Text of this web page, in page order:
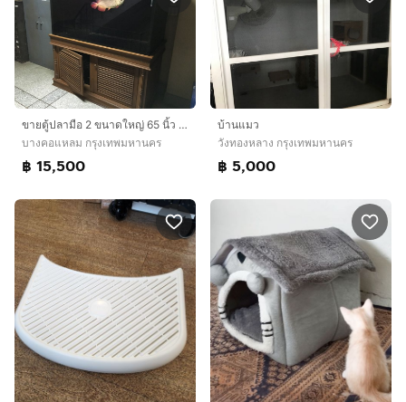
ขายตู้ปลามือ 2 ขนาดใหญ่ 65 นิ้ว พร้อมเฟอร์นิเจอร์ไม้ ราคา 15500 บาท
บางคอแหลม กรุงเทพมหานคร
฿ 15,500
บ้านแมว
วังทองหลาง กรุงเทพมหานคร
฿ 5,000